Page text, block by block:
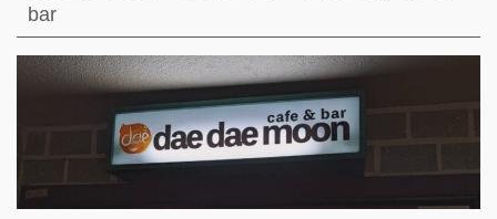
bar